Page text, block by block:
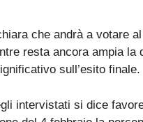
che andrà a votare
resta ancora ampia la
sull’esito finale.
intervistati si dice